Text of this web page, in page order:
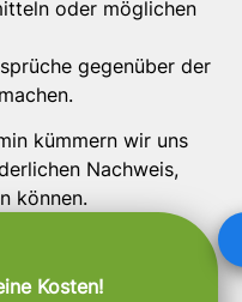
oder möglichen
gegenüber der
kümmern wir uns
Nachweis,
können.
Kosten!